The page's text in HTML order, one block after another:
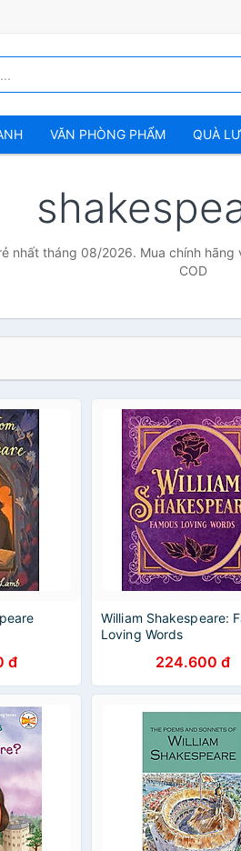
VĂN PHÒNG PHẨM QUÀ
nhất tháng 08/2026. Mua chính
COD
đ
William Shakespeare:
Loving Words
224.600 đ